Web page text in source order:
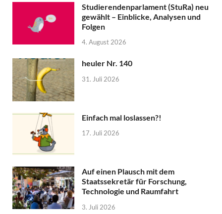
Studierendenparlament (StuRa) neu
gewählt – Einblicke, Analysen und
Folgen
4. August 2026
heuler Nr. 140
31. Juli 2026
Einfach mal loslassen?!
17. Juli 2026
Auf einen Plausch mit dem
Staatssekretär für Forschung,
Technologie und Raumfahrt
3. Juli 2026